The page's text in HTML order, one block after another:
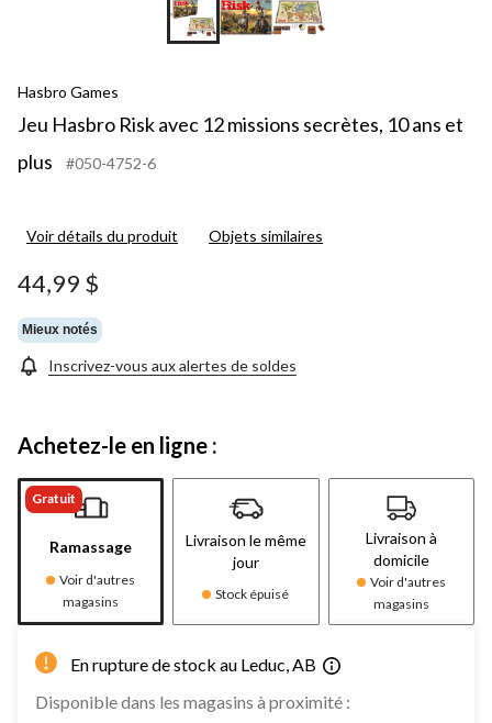
Hasbro Games
Jeu Hasbro Risk avec 12 missions secrètes, 10 ans et
plus
#050-4752-6
Voir détails du produit Objets similaires
44,99 $
Mieux notés
Inscrivez-vous aux alertes de soldes
Achetez-le en ligne :
Gratuit
Ramassage
Voir d'autres
magasins
Livraison le même
jour
Stock épuisé
Livraison à
domicile
Voir d'autres
magasins
En rupture de stock au Leduc, AB
Disponible dans les magasins à proximité :